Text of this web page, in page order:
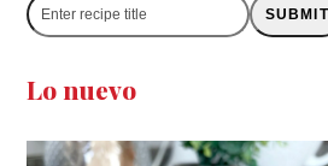
recipe
SUBMIT
Lo nuevo